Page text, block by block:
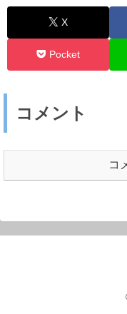
X
Pocket
コメント
コ